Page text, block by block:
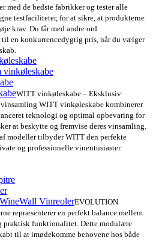
med de bedste fabrikker og tester alle
testfaciliteter, for at sikre, at produkterne
krav. Du får med andre ord
en konkurrencedygtig pris, når du vælger
vinkøleskabe
WITT vinkøleskabe – Eksklusiv
WITT vinkøleskabe kombinerer
teknologi og optimal opbevaring for
at beskytte og fremvise deres vinsamling.
modeller tilbyder WITT den perfekte
og professionelle vinentusiaster.
VinreolerEVOLUTION
repræsenterer en perfekt balance mellem
praktisk funktionalitet. Dette modulære
til at imødekomme behovene hos både